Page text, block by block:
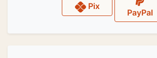
Pix
PayPal